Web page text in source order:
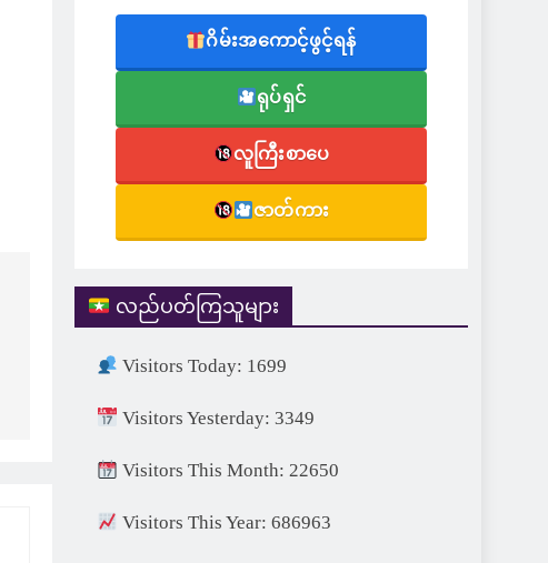
ဂိမ်းအကောင့်ဖွင့်ရန်
ရုပ်ရှင်
လူကြီးစာပေ
ဇာတ်ကား
လည်ပတ်ကြသူများ
Visitors Today: 1699
Visitors Yesterday: 3349
Visitors This Month: 22650
Visitors This Year: 686963